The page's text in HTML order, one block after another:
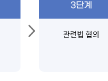
3단계
관련법 협의